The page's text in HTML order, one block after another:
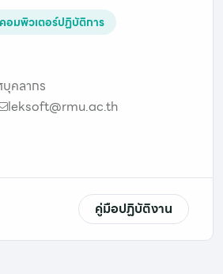
อมพิวเตอร์ปฏิบัติการ
บุคลากร
leksoft@rmu.ac.th
คู่มือปฏิบัติงาน